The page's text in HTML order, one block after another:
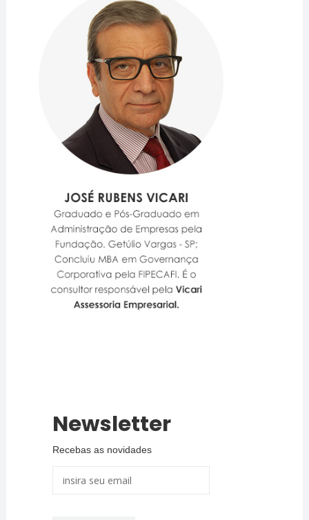
Newsletter
Recebas as novidades